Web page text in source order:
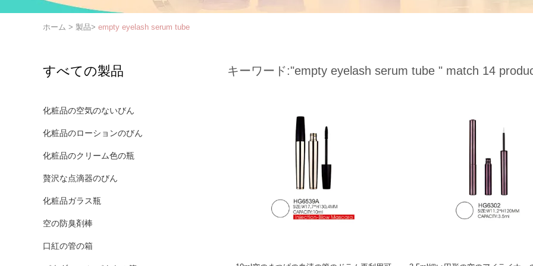
ホーム > 製品> empty eyelash serum tube
すべての製品
化粧品の空気のないびん
化粧品のローションのびん
化粧品のクリーム色の瓶
贅沢な点滴器のびん
化粧品ガラス瓶
空の防臭剤棒
口紅の管の箱
キーワード:"empty eyelash serum tube " match 14